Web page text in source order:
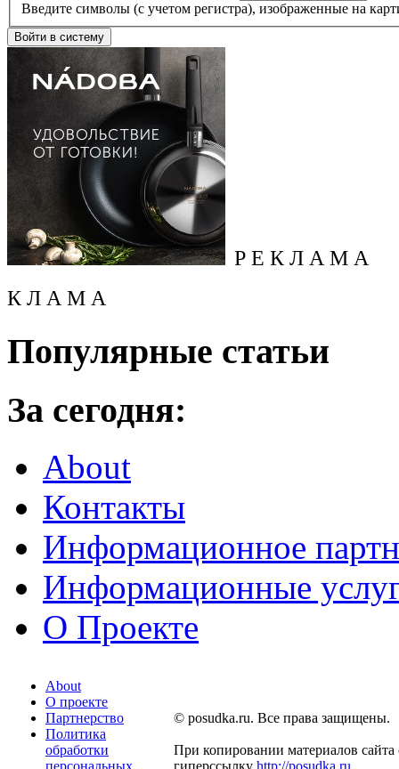
Введите символы (с учетом регистра), изображенные на
Р Е К Л А М А
К Л А М А
Популярные статьи
За сегодня:
About
Контакты
Информационное
Информационные
О Проекте
About
О проекте
Партнерство
Политика
обработки
© posudka.ru. Все права защищены.
При копировании материалов сайта